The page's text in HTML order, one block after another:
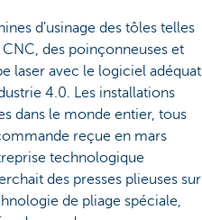
d'usinage des tôles telles
des poinçonneuses et
laser avec le logiciel adéquat
4.0. Les installations
dans le monde entier, tous
reçue en mars
technologique
des presses plieuses sur
de pliage spéciale,